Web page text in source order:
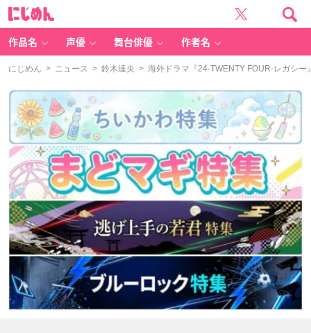
作品名 声優 舞台俳優 作者名
にじめん > ニュース > 鈴木達央 > 海外ドラマ『24-TWENTY FOUR-レガシ